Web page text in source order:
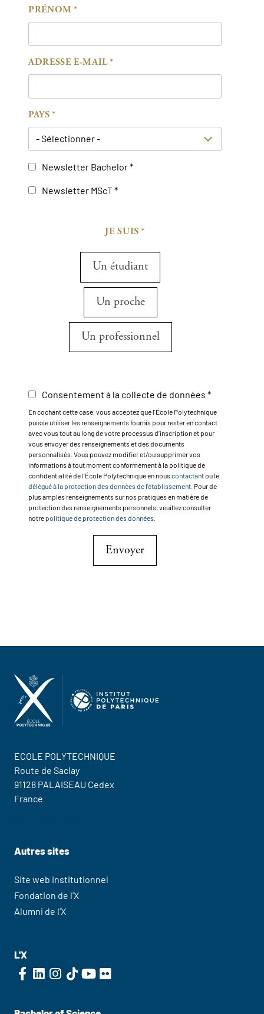
PRÉNOM
ADRESSE E-MAIL
PAYS
- Sélectionner -
Newsletter Bachelor
Newsletter MScT
JE SUIS
Un étudiant
Un proche
Un professionnel
Consentement à la collecte de données
En cochant cette case, vous acceptez que l'École Polytechnique
puisse utiliser les renseignements fournis pour rester en contact
avec vous tout au long de votre processus d’inscription et pour
vous envoyer des renseignements et des documents
personnalisés. Vous pouvez modifier et/ou supprimer vos
informations à tout moment conformément à la politique de
confidentialité de l’École Polytechnique en nouscontactantou le
délégué à la protection des données de l'établissement . Pour de
plus amples renseignements sur nos pratiques en matière de
protection des renseignements personnels, veuillez consulter
notre politique de protection des données
Envoyer
ECOLE POLYTECHNIQUE
Route de Saclay
91128 PALAISEAU Cedex
France
Autres sites
Site web institutionnel
Fondation de l'X
Alumni de l'X
L'X